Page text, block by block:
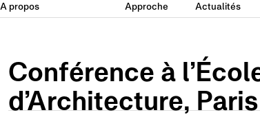
A propos Approche Actualités
Conférence à
d’Architecture, Paris